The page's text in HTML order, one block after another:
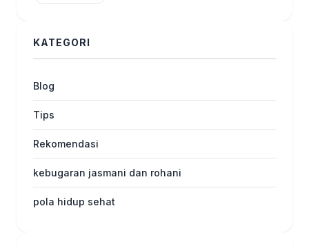
KATEGORI
Blog
Tips
Rekomendasi
kebugaran jasmani dan rohani
pola hidup sehat